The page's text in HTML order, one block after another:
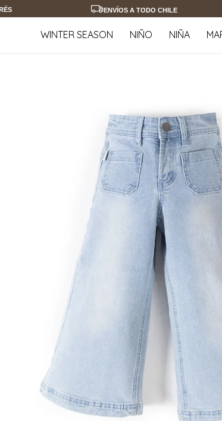
ENVÍOS A TODO CHILE
WINTER SEASON NIÑO NIÑA